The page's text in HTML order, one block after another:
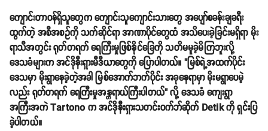
ကျောင်းတာဝန်ရှိသူတွေက ကျောင်းသူကျောင်းသားတွေ အပျော်စခန်းချခရီး
ထွက်တဲ့ အစီအစဥ်ကို သက်ဆိုင်ရာ အာဏာပိုင်တွေထံ အသိပေးခဲ့ခြင်းမရှိရာ မိုး
ရာသီအတွင်း ရုတ်တရက် ရေကြီးမှုဖြစ်နိုင်ခြေကို သတိမမူခဲ့မိကြဘူးလို့
ဒေသခံများက အင်ဒိုနီးရှားမီဒီယာတွေကို ပြောပါတယ်။ "မြစ်ရဲ့အထက်ပိုင်း
ဒေသမှာ မိုးရွာနေခဲ့တဲ့အခါ မြစ်အောက်ဘက်ပိုင်း အခုနေရာမှာ မိုးမရွာပေမဲ့
လည်း ရုတ်တရက် ရေကြီးမှုအန္တရာယ်ကြီးပါတယ်" လို့ ဒေသခံ ကျေးရွာ
အကြီးအကဲ Tartono က အင်ဒိုနီးရှားသတင်းဝက်ဘ်ဆိုက် Detik ကို ရှင်းပြ
ခဲ့ပါတယ်။